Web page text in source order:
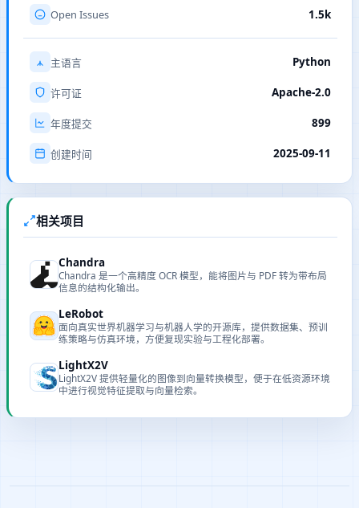
Open Issues 1.5k
主语言 Python
许可证 Apache-2.0
年度提交 899
创建时间 2025-09-11
相关项目
Chandra
Chandra 是一个高精度 OCR 模型，能将图片与 PDF 转为带布局
信息的结构化输出。
LeRobot
面向真实世界机器学习与机器人学的开源库，提供数据集、预训
练策略与仿真环境，方便复现实验与工程化部署。
LightX2V
LightX2V 提供轻量化的图像到向量转换模型，便于在低资源环境
中进行视觉特征提取与向量检索。